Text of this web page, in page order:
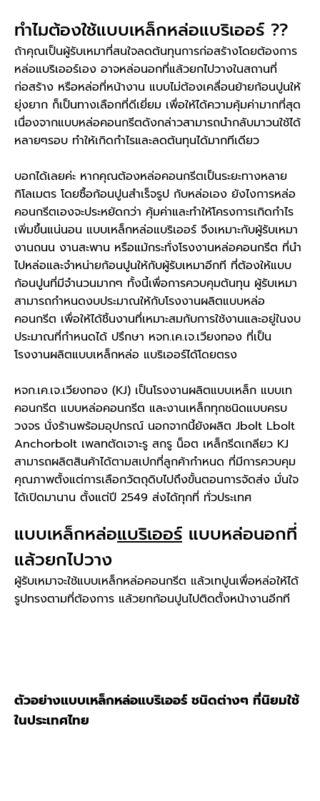
ทำไมต้องใช้แบบเหล็กหล่อแบริเออร์ ??
ถ้าคุณเป็นผู้รับเหมาที่สนใจลดต้นทุนการก่อสร้างโดยต้องการ
หล่อแบริเออร์เอง อาจหล่อนอกที่แล้วยกไปวางในสถานที่
ก่อสร้าง หรือหล่อที่หน้างาน แบบไม่ต้องเคลื่อนย้ายก้อนปูนให้
ยุ่งยาก ก็เป็นทางเลือกที่ดีเยี่ยม เพื่อให้ได้ความคุ้มค่ามากที่สุด
เนื่องจากแบบหล่อคอนกรีตดังกล่าวสามารถนำกลับมาวนใช้ได้
หลายๆรอบ ทำให้เกิดกำไรและลดต้นทุนได้มากทีเดียว
บอกได้เลยค่ะ หากคุณต้องหล่อคอนกรีตเป็นระยะทางหลาย
กิโลเมตร โดยซื้อก้อนปูนสำเร็จรูป กับหล่อเอง ยังไงการหล่อ
คอนกรีตเองจะประหยัดกว่า คุ้มค่าและทำให้โครงการเกิดกำไร
เพิ่มขึ้นแน่นอน แบบเหล็กหล่อแบริเออร์ จึงเหมาะกับผู้รับเหมา
งานถนน งานสะพาน หรือแม้กระทั่งโรงงานหล่อคอนกรีต ที่นำ
ไปหล่อและจำหน่ายก้อนปูนให้กับผู้รับเหมาอีกที ที่ต้องให้แบบ
ก้อนปูนที่มีจำนวนมากๆ ทั้งนี้เพื่อการควบคุมต้นทุน ผู้รับเหมา
สามารถกำหนดงบประมาณให้กับโรงงานผลิตแบบหล่อ
คอนกรีต เพื่อให้ได้ชิ้นงานที่เหมาะสมกับการใช้งานและอยู่ในงบ
ประมาณที่กำหนดได้ ปรึกษา หจก.เค.เจ.เวียงทอง ที่เป็น
โรงงานผลิตแบบเหล็กหล่อ แบริเออร์ได้โดยตรง
หจก.เค.เจ.เวียงทอง (KJ) เป็นโรงงานผลิตแบบเหล็ก แบบเท
คอนกรีต แบบหล่อคอนกรีต และงานเหล็กทุกชนิดแบบครบ
วงจร นั่งร้านพร้อมอุปกรณ์ นอกจากนี้ยังผลิต Jbolt Lbolt
Anchorbolt เพลทตัดเจาะรู สกรู น็อต เหล็กรีดเกลียว KJ
สามารถผลิตสินค้าได้ตามสเปกที่ลูกค้ากำหนด ที่มีการควบคุม
คุณภาพตั้งแต่การเลือกวัตถุดิบไปถึงขั้นตอนการจัดส่ง มั่นใจ
ได้เปิดมานาน ตั้งแต่ปี 2549 ส่งได้ทุกที่ ทั่วประเทศ
แบบเหล็กหล่อแบริเออร์ แบบหล่อนอกที่
แล้วยกไปวาง
ผู้รับเหมาจะใช้แบบเหล็กหล่อคอนกรีต แล้วเทปูนเพื่อหล่อให้ได้
รูปทรงตามที่ต้องการ แล้วยกก้อนปูนไปติดตั้งหน้างานอีกที
ตัวอย่างแบบเหล็กหล่อแบริเออร์ ชนิดต่างๆ ที่นิยมใช้
ในประเทศไทย